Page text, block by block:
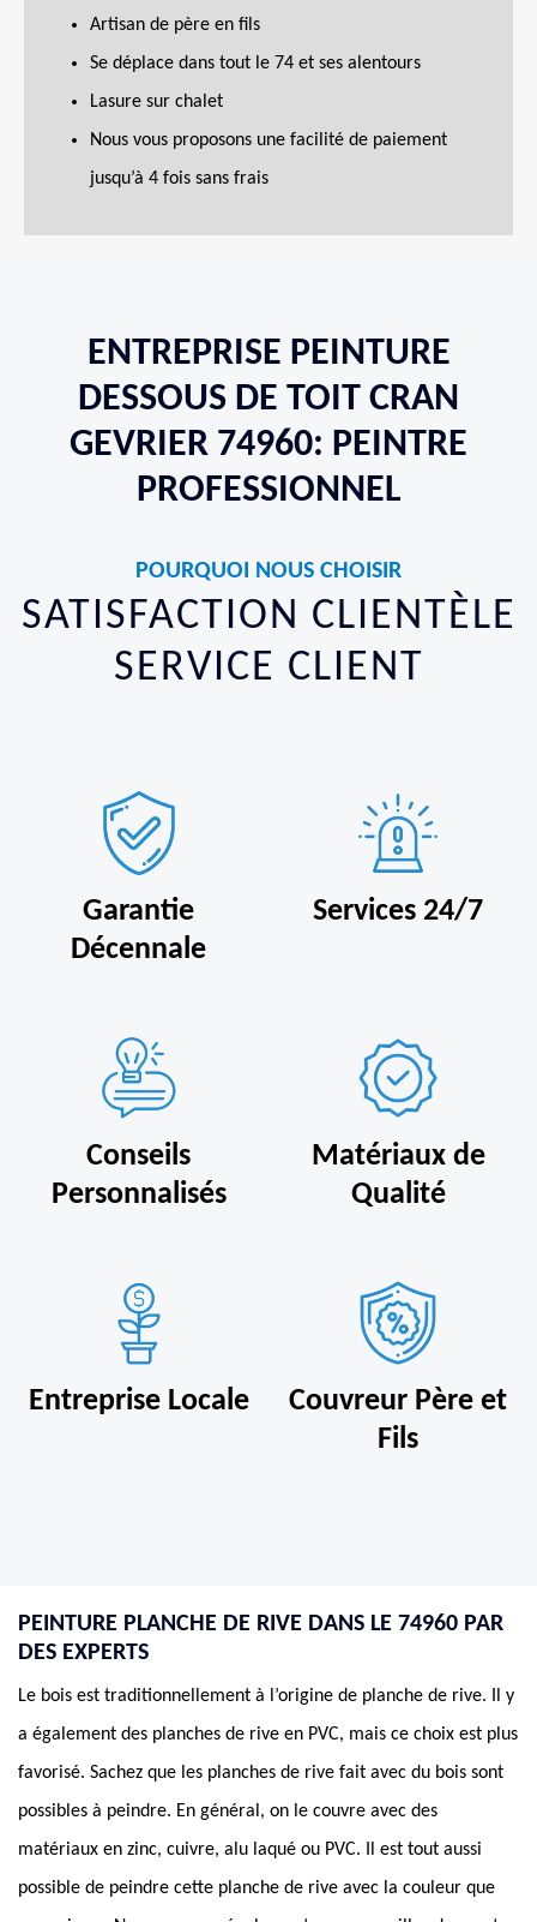
Artisan de père en fils
Se déplace dans tout le 74 et ses alentours
Lasure sur chalet
Nous vous proposons une facilité de paiement
jusqu’à 4 fois sans frais
ENTREPRISE PEINTURE
DESSOUS DE TOIT CRAN
GEVRIER 74960: PEINTRE
PROFESSIONNEL
POURQUOI NOUS CHOISIR
SATISFACTION CLIENTÈLE
SERVICE CLIENT
Garantie
Décennale
Services 24/7
Conseils
Personnalisés
Matériaux de
Qualité
Entreprise Locale
Couvreur Père et
Fils
PEINTURE PLANCHE DE RIVE DANS LE 74960 PAR
DES EXPERTS
Le bois est traditionnellement à l’origine de planche de rive. Il y
a également des planches de rive en PVC, mais ce choix est plus
favorisé. Sachez que les planches de rive fait avec du bois sont
possibles à peindre. En général, on le couvre avec des
matériaux en zinc, cuivre, alu laqué ou PVC. Il est tout aussi
possible de peindre cette planche de rive avec la couleur que